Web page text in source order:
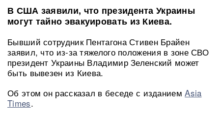
В США заявили, что президента Украины
могут тайно эвакуировать из Киева.
Бывший сотрудник Пентагона Стивен Брайен
заявил, что из-за тяжелого положения в зоне СВО
президент Украины Владимир Зеленский может
быть вывезен из Киева.
Об этом он рассказал в беседе с изданиемAsia
Times.